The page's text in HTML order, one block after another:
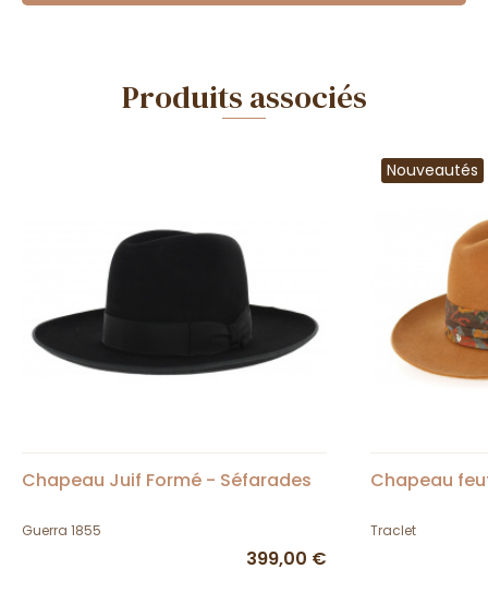
Produits associés
Chapeau Juif Formé - Séfarades
Guerra 1855
399,00 €
Nouveautés
Chapeau
Traclet